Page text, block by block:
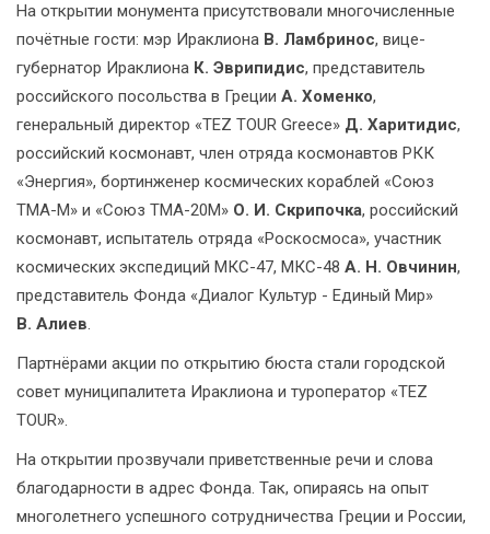
На открытии монумента присутствовали многочисленные
почётные гости: мэр Ираклиона В. Ламбринос, вице-
губернатор Ираклиона К. Эврипидис, представитель
российского посольства в Греции А. Хоменко,
генеральный директор «TEZ TOUR Greece» Д. Харитидис,
российский космонавт, член отряда космонавтов РКК
«Энергия», бортинженер космических кораблей «Союз
ТМА-М» и «Союз ТМА-20M» О. И. Скрипочка, российский
космонавт, испытатель отряда «Роскосмоса», участник
космических экспедиций МКС-47, МКС-48 А. Н. Овчинин,
представитель Фонда «Диалог Культур - Единый Мир»
В. Алиев.
Партнёрами акции по открытию бюста стали городской
совет муниципалитета Ираклиона и туроператор «TEZ
TOUR».
На открытии прозвучали приветственные речи и слова
благодарности в адрес Фонда. Так, опираясь на опыт
многолетнего успешного сотрудничества Греции и России,